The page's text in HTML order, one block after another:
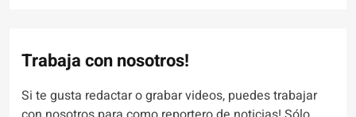
Trabaja con nosotros!
Si te gusta redactar o grabar videos, puedes trabajar